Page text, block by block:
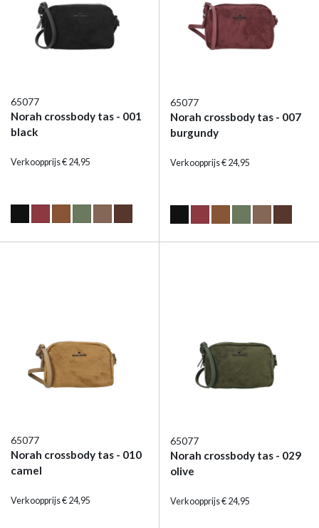
65077
Norah crossbody tas - 001
black
Verkoopprijs € 24,95
65077
Norah crossbody tas - 007
burgundy
Verkoopprijs € 24,95
65077
Norah crossbody tas - 010
camel
Verkoopprijs € 24,95
65077
Norah crossbody tas - 029
olive
Verkoopprijs € 24,95